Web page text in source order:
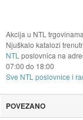
Akcija u NTL
Njuškalo katalozi
NTL poslovnica na
07:00 do 18:00
Sve NTL poslovnice i
POVEZANO